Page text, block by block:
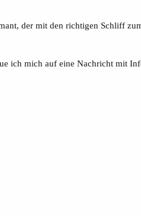
der mit den richtigen Schliff
ich mich auf eine Nachricht mit